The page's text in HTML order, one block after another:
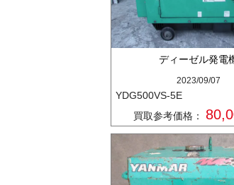
ディーゼル発電
2023/09/07
YDG500VS-5E
買取参考価格：